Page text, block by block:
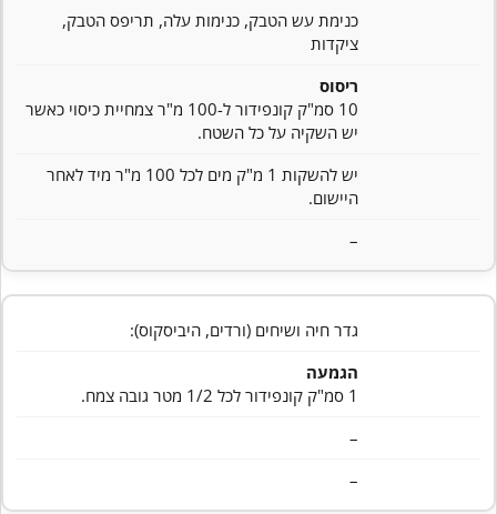
כנימת עש הטבק, כנימות עלה, תריפס הטבק,
ציקדות
ריסוס
10 סמ"ק קונפידור ל-100 מ"ר צמחיית כיסוי כאשר
יש השקיה על כל השטח.
יש להשקות 1 מ"ק מים לכל 100 מ"ר מיד לאחר
היישום.
–
גדר חיה ושיחים (ורדים, היביסקוס):
הגמעה
1 סמ"ק קונפידור לכל 1/2 מטר גובה צמח.
–
–